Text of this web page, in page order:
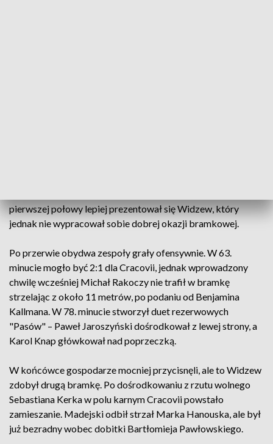
pierwszej połowy lepiej prezentował się Widzew, który
jednak nie wypracował sobie dobrej okazji bramkowej.
Po przerwie obydwa zespoły grały ofensywnie. W 63.
minucie mogło być 2:1 dla Cracovii, jednak wprowadzony
chwilę wcześniej Michał Rakoczy nie trafił w bramkę
strzelając z około 11 metrów, po podaniu od Benjamina
Kallmana. W 78. minucie stworzył duet rezerwowych
"Pasów" – Paweł Jaroszyński dośrodkował z lewej strony, a
Karol Knap główkował nad poprzeczką.
W końcówce gospodarze mocniej przycisnęli, ale to Widzew
zdobył drugą bramkę. Po dośrodkowaniu z rzutu wolnego
Sebastiana Kerka w polu karnym Cracovii powstało
zamieszanie. Madejski odbił strzał Marka Hanouska, ale był
już bezradny wobec dobitki Bartłomieja Pawłowskiego.